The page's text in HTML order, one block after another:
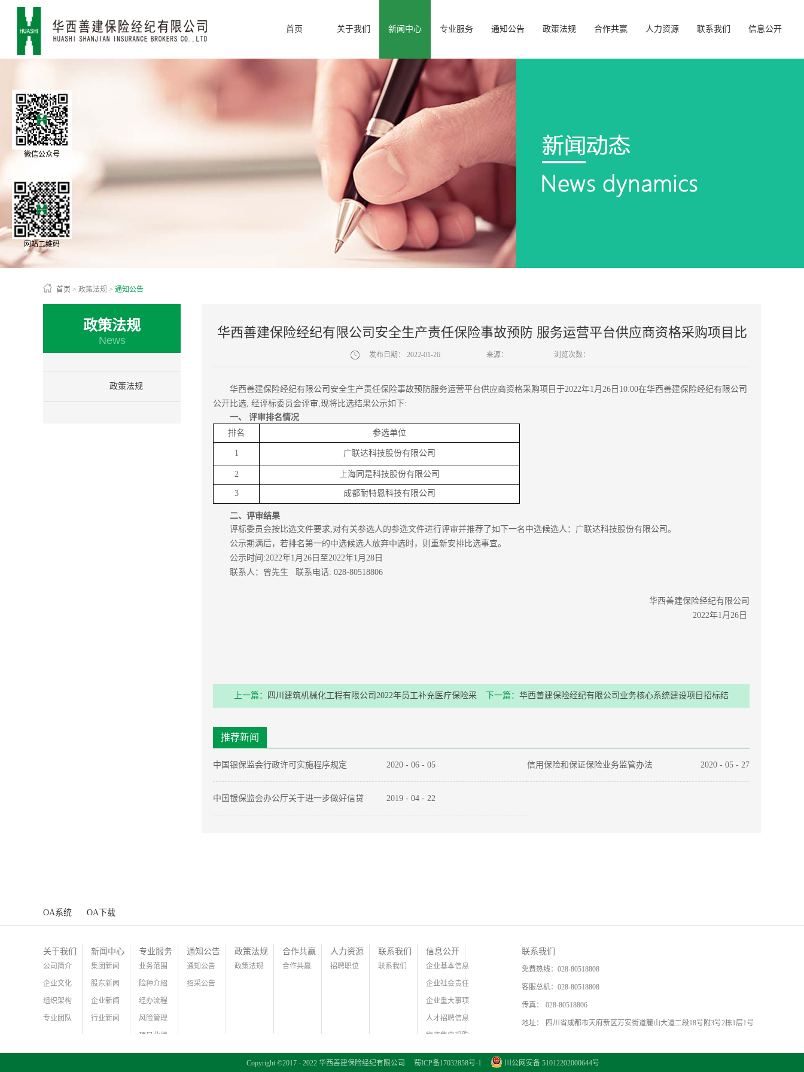
首页 关于我们 新闻中心 专业服务 通知公告 政策法规 合作共赢 人力资源 联系我们 信息公开
首页 > 政策法规 > 通知公告
政策法规
News
政策法规
华西善建保险经纪有限公司安全生产责任保险事故预防 服务运营平台供应商资格采购项目比
选结果公示
发布日期： 2022-01-26 来源： 浏览次数：
华西善建保险经纪有限公司安全生产责任保险事故预防服务运营平台供应商资格采购项目于2022年1月26日 10:00在华西善建保险经纪有限公司
公开比选, 经评标委员会评审,现将比选结果公示如下:
一、 评审排名情况
排名
参选单位
1 广联达科技股份有限公司
2 上海同是科技股份有限公司
3 成都耐特恩科技有限公司
二、评审结果
评标委员会按比选文件要求,对有关参选人的参选文件进行评审并推荐了如下一名中选候选人：广联达科技股份有限公司 。
公示期满后，若排名第一的中选候选人放弃中选时，则重新安排比选事宜。
公示时间:2022年1月26日至2022年1月28日
联系人：曾先生 联系电话: 028-80518806
华西善建保险经纪有限公司
2022年1月26日
上一篇： 四川建筑机械化工程有限公司2022年员工补充医疗保险采 下一篇： 华西善建保险经纪有限公司业务核心系统建设项目招标结
推荐新闻
中国银保监会行政许可实施程序规定 2020 - 06 - 05 信用保险和保证保险业务监管办法 2020 - 05 - 27
中国银保监会办公厅关于进一步做好信贷 2019 - 04 - 22
OA系统 OA下载
关于我们
公司简介
企业文化
组织架构
专业团队
新闻中心
集团新闻
股东新闻
企业新闻
行业新闻
专业服务
业务范围
险种介绍
经办流程
风险管理
项目业绩
通知公告
通知公告
招采公告
政策法规
政策法规
合作共赢
合作共赢
人力资源
招聘职位
联系我们
联系我们
信息公开
企业基本信息
企业社会责任
企业重大事项
人才招聘信息
物资集中采购
证件信息公示
联系我们
免费热线： 028-80518808
客服总机： 028-80518808
传真： 028-80518806
地址： 四川省成都市天府新区万安街道麓山大道二段18号附3号2栋1层1号
Copyright ©2017 - 2022 华西善建保险经纪有限公司 蜀ICP备17032858号-1 川公网安备 51012202000644号
网站二维码
微信公众号